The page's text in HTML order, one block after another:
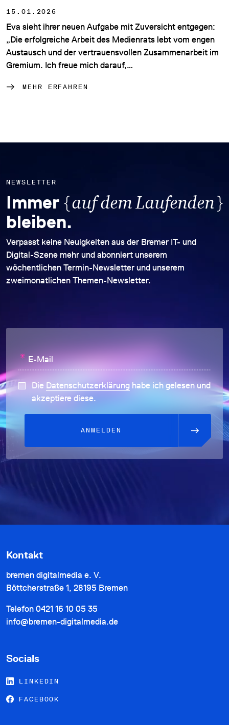
15.01.2026
Eva sieht ihrer neuen Aufgabe mit Zuversicht entgegen:
„Die erfolgreiche Arbeit des Medienrats lebt vom engen
Austausch und der vertrauensvollen Zusammenarbeit im
Gremium. Ich freue mich darauf,…
MEHR ERFAHREN
NEWSLETTER
Immer {auf dem Laufenden}
bleiben.
Verpasst keine Neuigkeiten aus der Bremer IT- und
Digital-Szene mehr und abonniert unserem
wöchentlichen Termin-Newsletter und unserem
zweimonatlichen Themen-Newsletter.
* E-Mail
Die Datenschutzerklärunghabe ich gelesen und
akzeptiere diese.
ANMELDEN
Kontakt
bremen digitalmedia e. V.
Böttcherstraße 1, 28195 Bremen
Telefon 0421 16 10 05 35
info@bremen-digitalmedia.de
Socials
LINKEDIN
FACEBOOK